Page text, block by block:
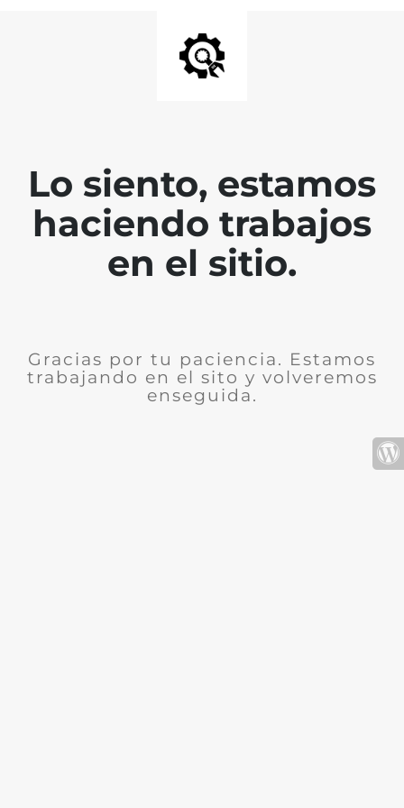
Lo siento, estamos
haciendo trabajos
en el sitio.
Gracias por tu paciencia. Estamos
trabajando en el sito y volveremos
enseguida.